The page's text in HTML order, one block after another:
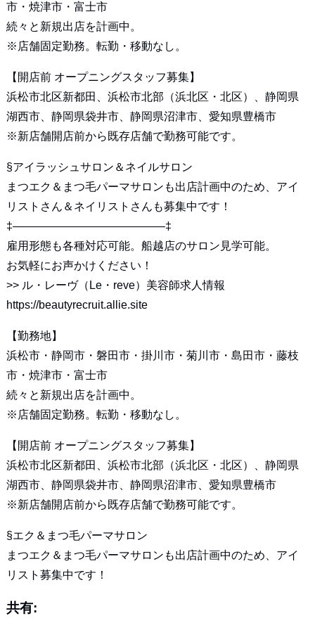
市・焼津市・富士市
続々と新規出店を計画中。
※店舗固定勤務。転勤・移動なし。
【開店前 オープニングスタッフ募集】
浜松市北区新都田、浜松市北部（浜北区・北区）、静岡県
湖西市、静岡県袋井市、静岡県沼津市、愛知県豊橋市
※新店舗開店前から既存店舗で勤務可能です。
§アイラッシュサロン＆ネイルサロン
まつエク＆まつ毛パーマサロンも出店計画中のため、アイ
リストさん＆ネイリストさんも募集中です！
‡—————————————–‡
雇用形態も各種対応可能。船越店のサロン見学可能。
お気軽にお声かけください！
>> ル・レーヴ（Le・reve）美容師求人情報
https://beautyrecruit.allie.site
【勤務地】
浜松市・静岡市・磐田市・掛川市・菊川市・島田市・藤枝
市・焼津市・富士市
続々と新規出店を計画中。
※店舗固定勤務。転勤・移動なし。
【開店前 オープニングスタッフ募集】
浜松市北区新都田、浜松市北部（浜北区・北区）、静岡県
湖西市、静岡県袋井市、静岡県沼津市、愛知県豊橋市
※新店舗開店前から既存店舗で勤務可能です。
§エク＆まつ毛パーマサロン
まつエク＆まつ毛パーマサロンも出店計画中のため、アイ
リスト募集中です！
共有: